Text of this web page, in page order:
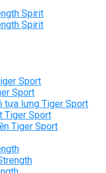
Spirit
Spirit
Sport
Sport
tựa lưng Tiger Sport
Tiger Sport
Tiger Sport